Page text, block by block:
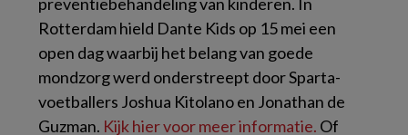
Rotterdam hield Dante Kids op 15 mei een
open dag waarbij het belang van goede
mondzorg werd onderstreept door Sparta-
voetballers Joshua Kitolano en Jonathan de
Guzman. Kijk hier voor meer informatie. Of